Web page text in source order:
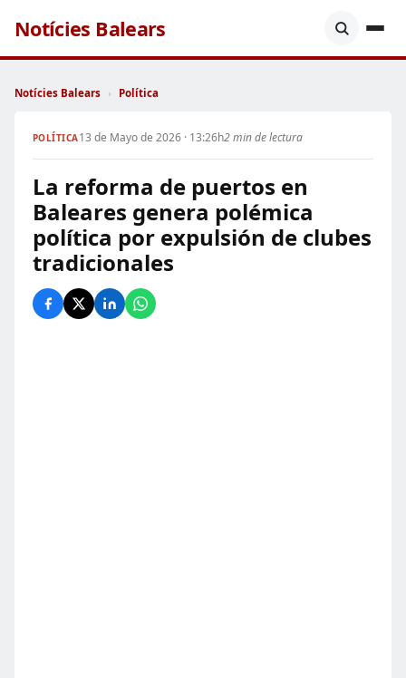
Notícies Balears
Notícies Balears › Política
POLÍTICA13 de Mayo de 2026 · 13:26h2 min de lectura
La reforma de puertos en
Baleares genera polémica
política por expulsión de clubes
tradicionales